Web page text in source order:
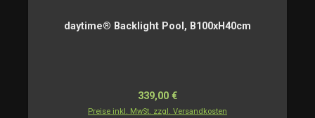
daytime® Backlight Pool, B100xH40cm
Regulärer Preis:
339,00 €
Preise inkl. MwSt. zzgl. Versandkosten